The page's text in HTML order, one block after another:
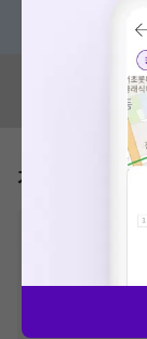
혹시 잘못된
모두닥 팀에
가격표
비급여 항목의 경
한 가격은 해당 의료
격입니다. (진료와
산정될 수 있는 점